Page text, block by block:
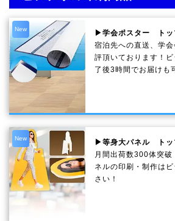
New
▶学会ポスター トッ
宿泊先への直送、学
評頂いております！
了後3時間でお届けも
New
▶等身大パネル トッ
月間出荷数300体突
ネルの印刷・制作は
さい！